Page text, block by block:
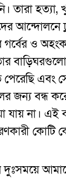
তারা
গর্বের ও
এবং
জন্য বন্ধ
না। এই